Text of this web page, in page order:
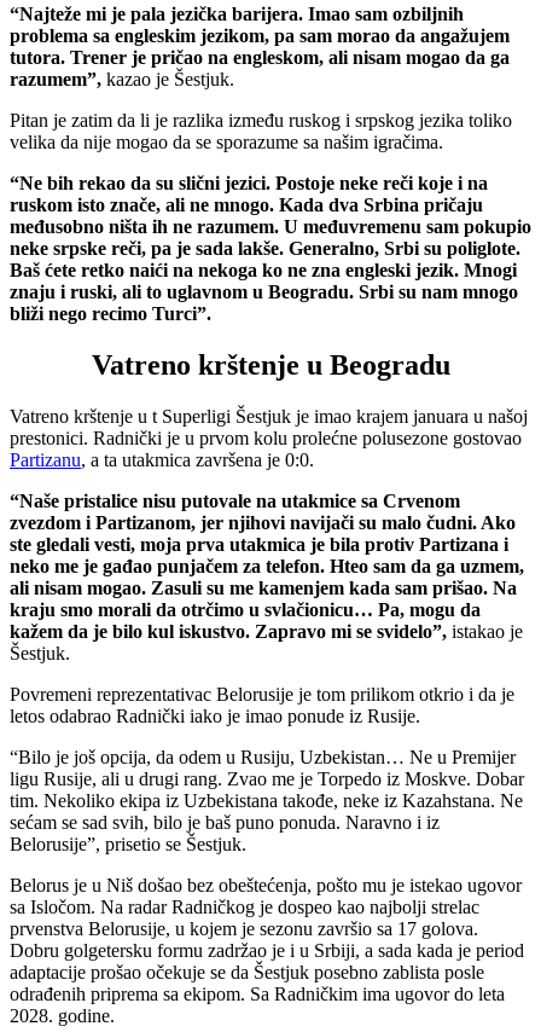
“Najteže mi je pala jezička barijera. Imao sam ozbiljnih
problema sa engleskim jezikom, pa sam morao da angažujem
tutora. Trener je pričao na engleskom, ali nisam mogao da ga
razumem”, kazao je Šestjuk.
Pitan je zatim da li je razlika između ruskog i srpskog jezika toliko
velika da nije mogao da se sporazume sa našim igračima.
“Ne bih rekao da su slični jezici. Postoje neke reči koje i na
ruskom isto znače, ali ne mnogo. Kada dva Srbina pričaju
međusobno ništa ih ne razumem. U međuvremenu sam pokupio
neke srpske reči, pa je sada lakše. Generalno, Srbi su poliglote.
Baš ćete retko naići na nekoga ko ne zna engleski jezik. Mnogi
znaju i ruski, ali to uglavnom u Beogradu. Srbi su nam mnogo
bliži nego recimo Turci”.
Vatreno krštenje u Beogradu
Vatreno krštenje u t Superligi Šestjuk je imao krajem januara u našoj
prestonici. Radnički je u prvom kolu prolećne polusezone gostovao
Partizanu, a ta utakmica završena je 0:0.
“Naše pristalice nisu putovale na utakmice sa Crvenom
zvezdom i Partizanom, jer njihovi navijači su malo čudni. Ako
ste gledali vesti, moja prva utakmica je bila protiv Partizana i
neko me je gađao punjačem za telefon. Hteo sam da ga uzmem,
ali nisam mogao. Zasuli su me kamenjem kada sam prišao. Na
kraju smo morali da otrčimo u svlačionicu… Pa, mogu da
kažem da je bilo kul iskustvo. Zapravo mi se svidelo”, istakao je
Šestjuk.
Povremeni reprezentativac Belorusije je tom prilikom otkrio i da je
letos odabrao Radnički iako je imao ponude iz Rusije.
“Bilo je još opcija, da odem u Rusiju, Uzbekistan… Ne u Premijer
ligu Rusije, ali u drugi rang. Zvao me je Torpedo iz Moskve. Dobar
tim. Nekoliko ekipa iz Uzbekistana takođe, neke iz Kazahstana. Ne
sećam se sad svih, bilo je baš puno ponuda. Naravno i iz
Belorusije”, prisetio se Šestjuk.
Belorus je u Niš došao bez obeštećenja, pošto mu je istekao ugovor
sa Isločom. Na radar Radničkog je dospeo kao najbolji strelac
prvenstva Belorusije, u kojem je sezonu završio sa 17 golova.
Dobru golgetersku formu zadržao je i u Srbiji, a sada kada je period
adaptacije prošao očekuje se da Šestjuk posebno zablista posle
odrađenih priprema sa ekipom. Sa Radničkim ima ugovor do leta
2028. godine.